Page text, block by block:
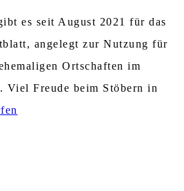
es seit August 2021 für das
angelegt zur Nutzung für
Ortschaften im
Viel Freude beim Stöbern in